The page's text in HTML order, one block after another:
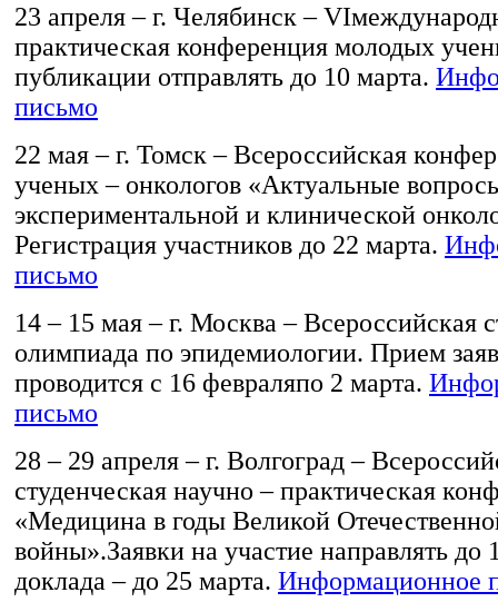
23 апреля – г. Челябинск –
практическая конференция молодых
публикации отправлять до 10 марта.
письмо
22 мая – г. Томск – Всероссийская
ученых – онкологов «Актуальные
экспериментальной и клинической
Регистрация участников до 22 марта.
письмо
14 – 15 мая – г. Москва – Всероссийская
олимпиада по эпидемиологии. Прием
проводится с 16 февраляпо 2 марта.
письмо
28 – 29 апреля – г. Волгоград –
студенческая научно – практическая
«Медицина в годы Великой
войны».Заявки на участие направлять до
доклада – до 25 марта. Информационное